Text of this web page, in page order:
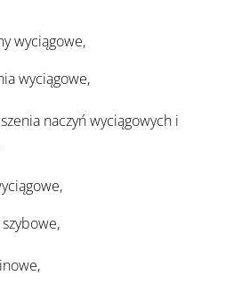
wyciągowe,
wyciągowe,
naczyń wyciągowych i